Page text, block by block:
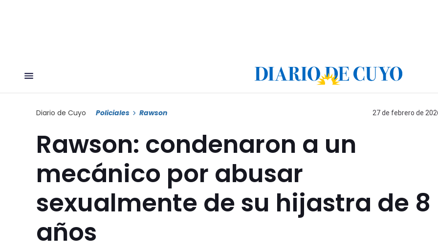
Diario de Cuyo Policiales Rawson 27 de febrero de
Rawson: condenaron a un
mecánico por abusar
sexualmente de su hijastra de 8
años